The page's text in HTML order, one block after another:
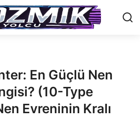
En Güçlü Nen
(10-Type
Evreninin Kralı